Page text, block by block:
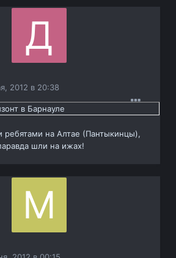
2012 в 20:38
в Барнауле
ребятами на Алтае (Пантыкинцы),
шли на ижах!